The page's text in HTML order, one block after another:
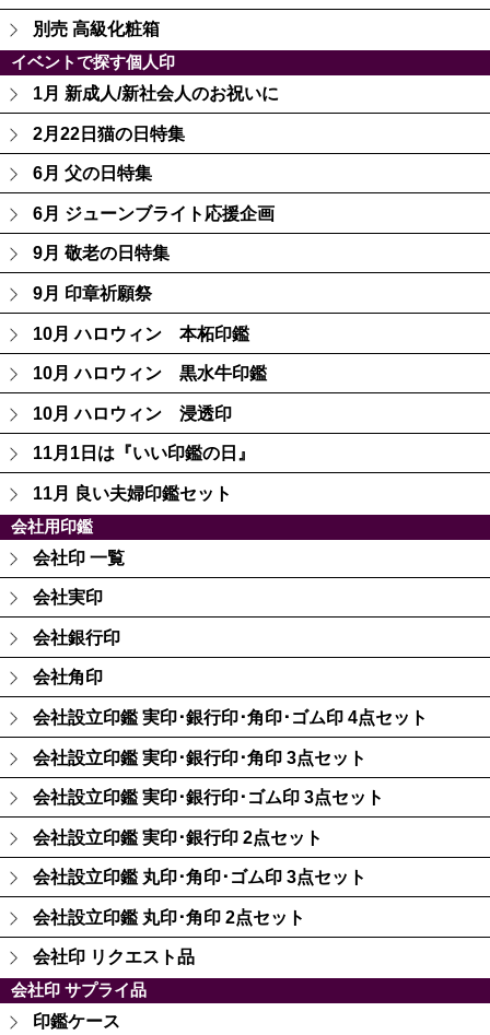
別売 高級化粧箱
イベントで探す個人印
1月 新成人/新社会人のお祝いに
2月22日猫の日特集
6月 父の日特集
6月 ジューンブライト応援企画
9月 敬老の日特集
9月 印章祈願祭
10月 ハロウィン 本柘印鑑
10月 ハロウィン 黒水牛印鑑
10月 ハロウィン 浸透印
11月1日は『いい印鑑の日』
11月 良い夫婦印鑑セット
会社用印鑑
会社印 一覧
会社実印
会社銀行印
会社角印
会社設立印鑑 実印･銀行印･角印･ゴム印 4点セット
会社設立印鑑 実印･銀行印･角印 3点セット
会社設立印鑑 実印･銀行印･ゴム印 3点セット
会社設立印鑑 実印･銀行印 2点セット
会社設立印鑑 丸印･角印･ゴム印 3点セット
会社設立印鑑 丸印･角印 2点セット
会社印 リクエスト品
会社印 サプライ品
印鑑ケース